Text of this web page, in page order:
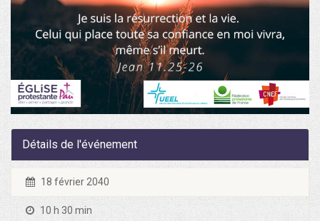
Détails de l'événement
18 février 2040
10 h 30 min